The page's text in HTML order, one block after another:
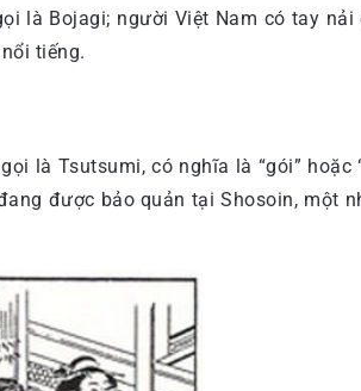
là Bojagi; người Việt Nam có tay
tiếng.
là Tsutsumi, có nghĩa là “gói” hoặc
được bảo quản tại Shosoin, một